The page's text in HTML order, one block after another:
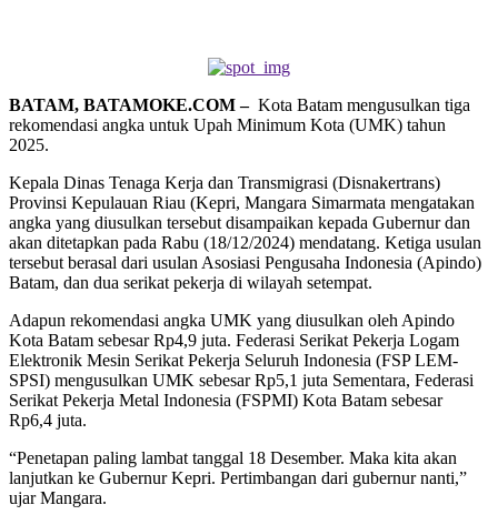
BATAM, BATAMOKE.COM – Kota Batam mengusulkan tiga
rekomendasi angka untuk Upah Minimum Kota (UMK) tahun
2025.
Kepala Dinas Tenaga Kerja dan Transmigrasi (Disnakertrans)
Provinsi Kepulauan Riau (Kepri, Mangara Simarmata mengatakan
angka yang diusulkan tersebut disampaikan kepada Gubernur dan
akan ditetapkan pada Rabu (18/12/2024) mendatang. Ketiga usulan
tersebut berasal dari usulan Asosiasi Pengusaha Indonesia (Apindo)
Batam, dan dua serikat pekerja di wilayah setempat.
Adapun rekomendasi angka UMK yang diusulkan oleh Apindo
Kota Batam sebesar Rp4,9 juta. Federasi Serikat Pekerja Logam
Elektronik Mesin Serikat Pekerja Seluruh Indonesia (FSP LEM-
SPSI) mengusulkan UMK sebesar Rp5,1 juta Sementara, Federasi
Serikat Pekerja Metal Indonesia (FSPMI) Kota Batam sebesar
Rp6,4 juta.
“Penetapan paling lambat tanggal 18 Desember. Maka kita akan
lanjutkan ke Gubernur Kepri. Pertimbangan dari gubernur nanti,”
ujar Mangara.